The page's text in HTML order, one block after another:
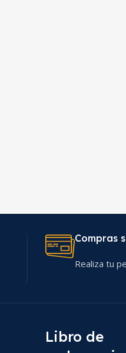
Compras
Realiza tu
Libro de